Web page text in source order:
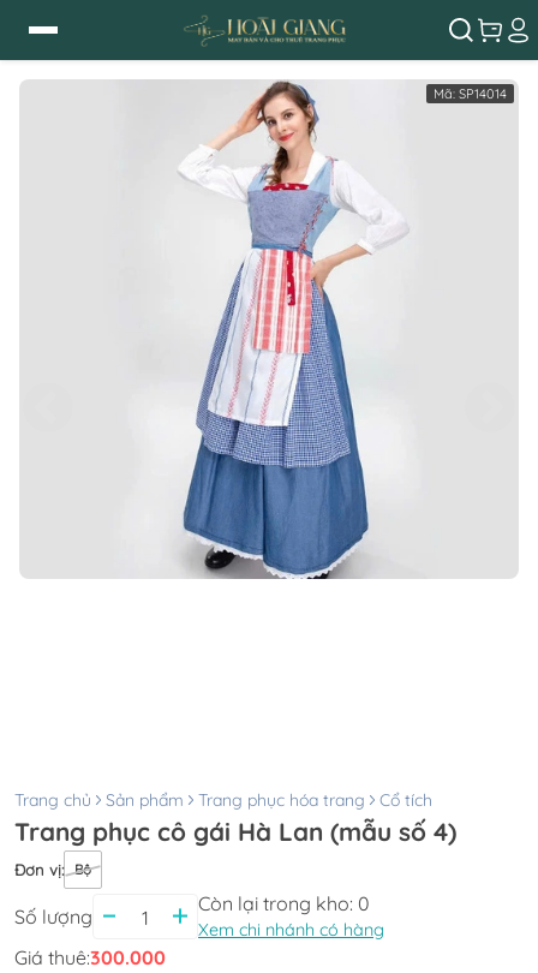
Mã: SP14014
Trang chủ Sản phẩm Trang phục hóa trang Cổ tích
Trang phục cô gái Hà Lan (mẫu số 4)
Đơn vị: Bộ
Số lượng
Còn lại trong kho: 0
Xem chi nhánh có hàng
Giá thuê:300.000